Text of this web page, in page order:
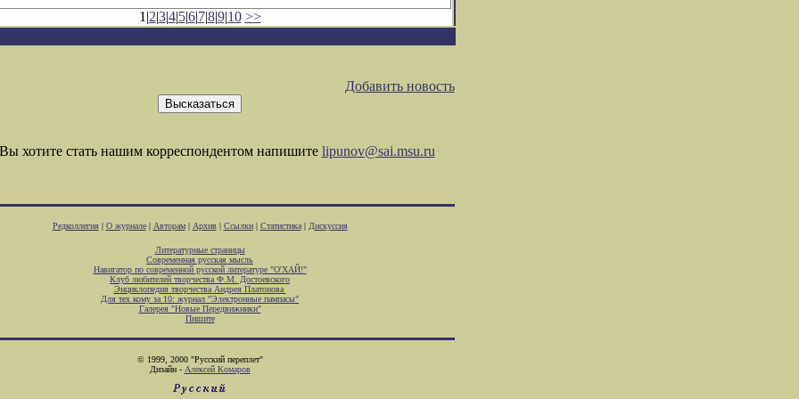
1|2|3|4|5|6|7|8|9|10 >>
Добавить новость
хотите стать нашим корреспондентом напишите lipunov@sai.msu.ru
Редколлегия| О журнале| Авторам| Архив| Ссылки| Статистика| Дискуссия
Литературные страницы
Современная русская мысль
Навигатор по современной русской литературе "О'ХАЙ!"
Клуб любителей творчества Ф.М. Достоевского
Энциклопедия творчества Андрея Платонова
Для тех кому за 10: журнал "Электронные пампасы"
Галерея "Новые Передвижники"
Пишите
© 1999, 2000 "Русский переплет"
Дизайн - Алексей Комаров